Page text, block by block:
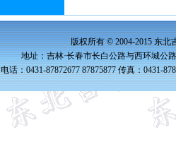
版权所有 © 2004-2015 东北
地址：吉林·长春市长白公路与西环城公
电话：0431-87872677 87875877 传真：0431-